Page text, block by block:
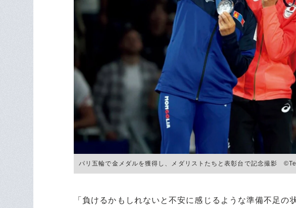
パリ五輪で金メダルを獲得し、メダリストたちと表彰台で記念撮影
「負けるかもしれないと不安に感じるような準備不足の